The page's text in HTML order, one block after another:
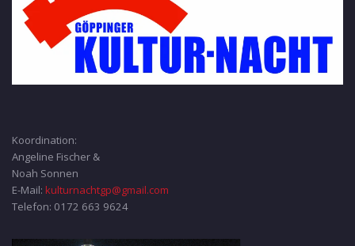
Koordination:
Angeline Fischer &
Noah Sonnen
E-Mail: kulturnachtgp@gmail.com
Telefon: 0172 663 9624